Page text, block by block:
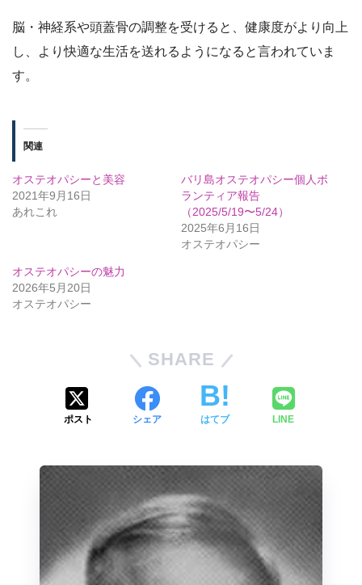
脳・神経系や頭蓋骨の調整を受けると、健康度がより向上
し、より快適な生活を送れるようになると言われていま
す。
関連
オステオパシーと美容
2021年9月16日
あれこれ
バリ島オステオパシー個人ボ
ランティア報告
（2025/5/19〜5/24）
2025年6月16日
オステオパシー
オステオパシーの魅力
2026年5月20日
オステオパシー
SHARE
ポスト シェア はてブ LINE